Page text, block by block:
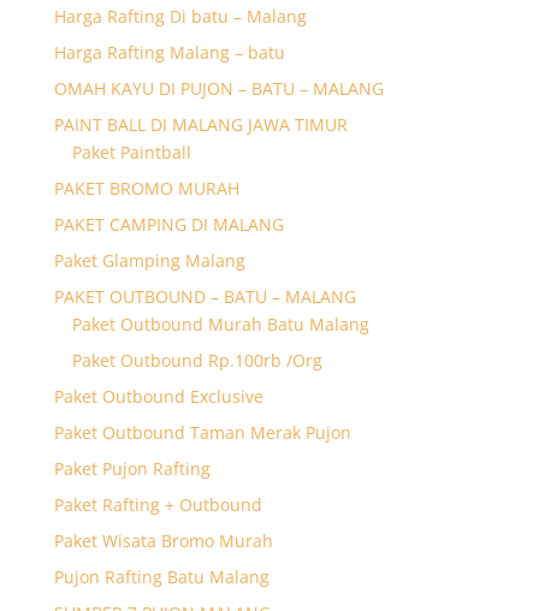
Harga Rafting Di batu – Malang
Harga Rafting Malang – batu
OMAH KAYU DI PUJON – BATU – MALANG
PAINT BALL DI MALANG JAWA TIMUR
Paket Paintball
PAKET BROMO MURAH
PAKET CAMPING DI MALANG
Paket Glamping Malang
PAKET OUTBOUND – BATU – MALANG
Paket Outbound Murah Batu Malang
Paket Outbound Rp.100rb /Org
Paket Outbound Exclusive
Paket Outbound Taman Merak Pujon
Paket Pujon Rafting
Paket Rafting + Outbound
Paket Wisata Bromo Murah
Pujon Rafting Batu Malang